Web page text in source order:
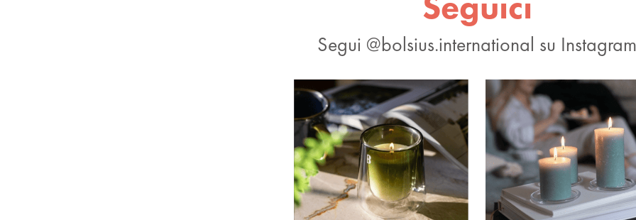
Segui @bolsius.international su Instagram